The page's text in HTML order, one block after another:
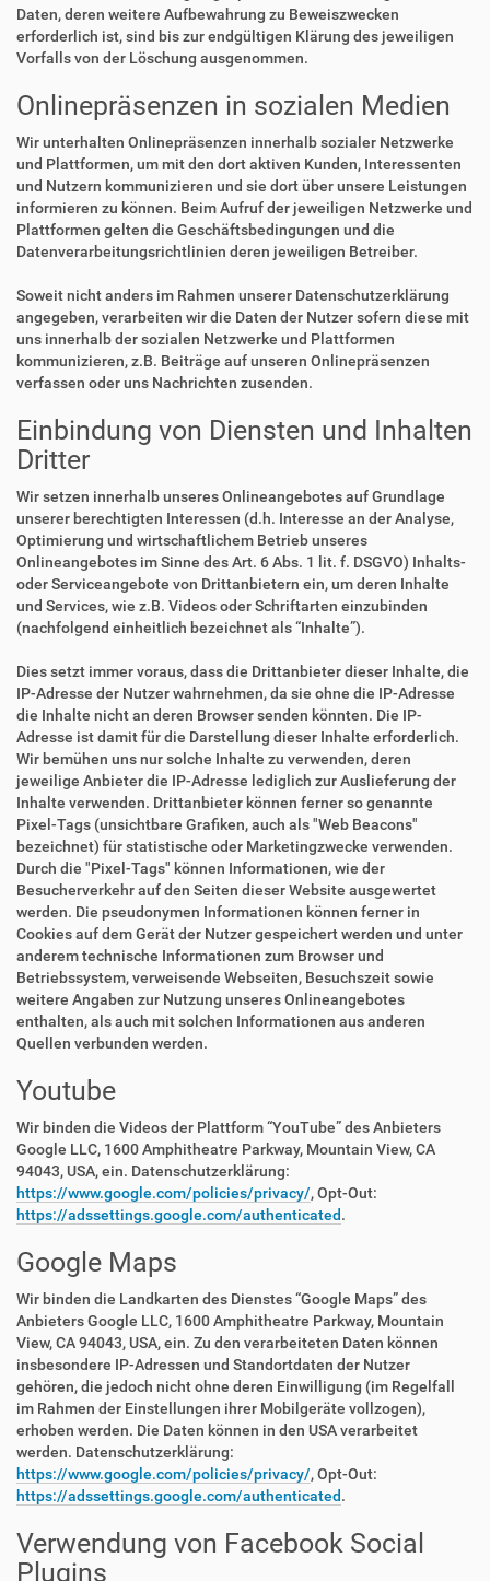
Daten, deren weitere Aufbewahrung zu Beweiszwecken
erforderlich ist, sind bis zur endgültigen Klärung des jeweiligen
Vorfalls von der Löschung ausgenommen.
Onlinepräsenzen in sozialen Medien
Wir unterhalten Onlinepräsenzen innerhalb sozialer Netzwerke
und Plattformen, um mit den dort aktiven Kunden, Interessenten
und Nutzern kommunizieren und sie dort über unsere Leistungen
informieren zu können. Beim Aufruf der jeweiligen Netzwerke und
Plattformen gelten die Geschäftsbedingungen und die
Datenverarbeitungsrichtlinien deren jeweiligen Betreiber.
Soweit nicht anders im Rahmen unserer Datenschutzerklärung
angegeben, verarbeiten wir die Daten der Nutzer sofern diese mit
uns innerhalb der sozialen Netzwerke und Plattformen
kommunizieren, z.B. Beiträge auf unseren Onlinepräsenzen
verfassen oder uns Nachrichten zusenden.
Einbindung von Diensten und Inhalten
Dritter
Wir setzen innerhalb unseres Onlineangebotes auf Grundlage
unserer berechtigten Interessen (d.h. Interesse an der Analyse,
Optimierung und wirtschaftlichem Betrieb unseres
Onlineangebotes im Sinne des Art. 6 Abs. 1 lit. f. DSGVO) Inhalts-
oder Serviceangebote von Drittanbietern ein, um deren Inhalte
und Services, wie z.B. Videos oder Schriftarten einzubinden
(nachfolgend einheitlich bezeichnet als “Inhalte”).
Dies setzt immer voraus, dass die Drittanbieter dieser Inhalte, die
IP-Adresse der Nutzer wahrnehmen, da sie ohne die IP-Adresse
die Inhalte nicht an deren Browser senden könnten. Die IP-
Adresse ist damit für die Darstellung dieser Inhalte erforderlich.
Wir bemühen uns nur solche Inhalte zu verwenden, deren
jeweilige Anbieter die IP-Adresse lediglich zur Auslieferung der
Inhalte verwenden. Drittanbieter können ferner so genannte
Pixel-Tags (unsichtbare Grafiken, auch als "Web Beacons"
bezeichnet) für statistische oder Marketingzwecke verwenden.
Durch die "Pixel-Tags" können Informationen, wie der
Besucherverkehr auf den Seiten dieser Website ausgewertet
werden. Die pseudonymen Informationen können ferner in
Cookies auf dem Gerät der Nutzer gespeichert werden und unter
anderem technische Informationen zum Browser und
Betriebssystem, verweisende Webseiten, Besuchszeit sowie
weitere Angaben zur Nutzung unseres Onlineangebotes
enthalten, als auch mit solchen Informationen aus anderen
Quellen verbunden werden.
Youtube
Wir binden die Videos der Plattform “YouTube” des Anbieters
Google LLC, 1600 Amphitheatre Parkway, Mountain View, CA
94043, USA, ein. Datenschutzerklärung:
https://www.google.com/policies/privacy/, Opt-Out:
https://adssettings.google.com/authenticated.
Google Maps
Wir binden die Landkarten des Dienstes “Google Maps” des
Anbieters Google LLC, 1600 Amphitheatre Parkway, Mountain
View, CA 94043, USA, ein. Zu den verarbeiteten Daten können
insbesondere IP-Adressen und Standortdaten der Nutzer
gehören, die jedoch nicht ohne deren Einwilligung (im Regelfall
im Rahmen der Einstellungen ihrer Mobilgeräte vollzogen),
erhoben werden. Die Daten können in den USA verarbeitet
werden. Datenschutzerklärung:
https://www.google.com/policies/privacy/, Opt-Out:
https://adssettings.google.com/authenticated.
Verwendung von Facebook Social
Plugins